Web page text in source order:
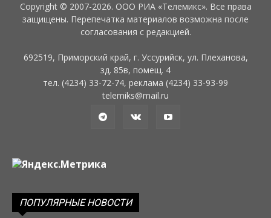
Copyright © 2007-2026. ООО РИА «Телемикс». Все права
защищены. Перепечатка материалов возможна после
согласования с редакцией.
692519, Приморский край, г. Уссурийск, ул. Плеханова,
зд. 85в, помещ. 4
тел. (4234) 33-72-74, реклама (4234) 33-93-99
telemiks@mail.ru
ПОПУЛЯРНЫЕ НОВОСТИ